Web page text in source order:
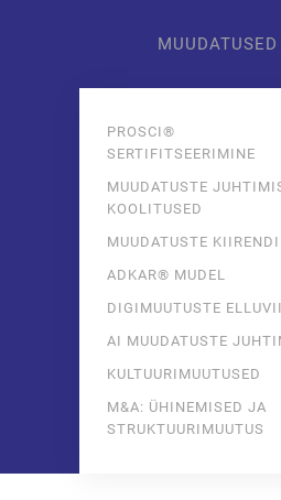
Skip to main contentMUUDATUSED
PROSCI®
SERTIFITSEERIMINE
MUUDATUSTE
KOOLITUSED
MUUDATUSTE KIIRENDI
ADKAR® MUDEL
DIGIMUUTUSTE
AI MUUDATUSTE
KULTUURIMUUTUSED
M&A: ÜHINEMISED JA
STRUKTUURIMUUTUS